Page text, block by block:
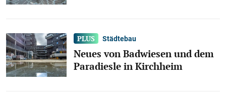
Städtebau
Neues von Badwiesen und dem
Paradiesle in Kirchheim